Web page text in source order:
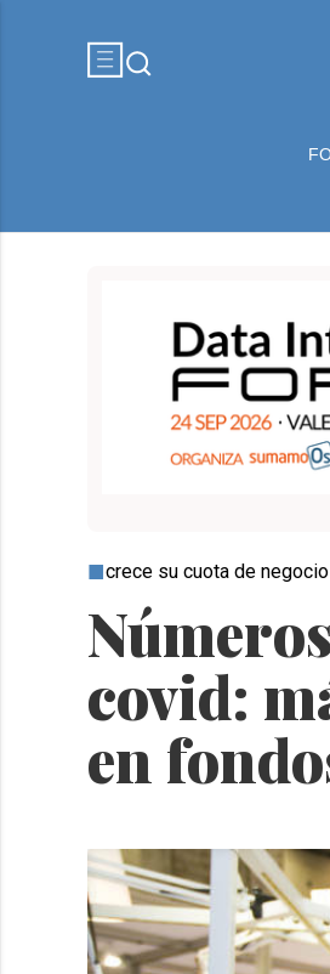
covid:
en
crece su cuota de negocio